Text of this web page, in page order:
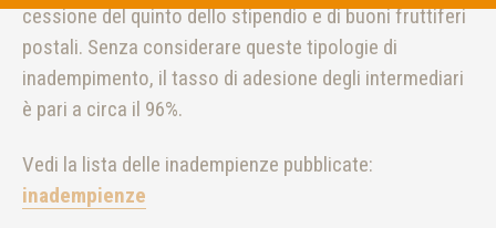
cessione del quinto dello stipendio e di buoni fruttiferi
postali. Senza considerare queste tipologie di
inadempimento, il tasso di adesione degli intermediari
è pari a circa il 96%.
Vedi la lista delle inadempienze pubblicate:
inadempienze